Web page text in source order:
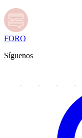
FORO
Síguenos